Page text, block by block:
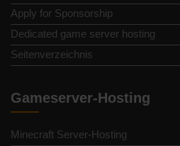
Apply for Sponsorship
Dedicated game server hosting
Seitenverzeichnis
Gameserver-Hosting
Minecraft Server-Hosting